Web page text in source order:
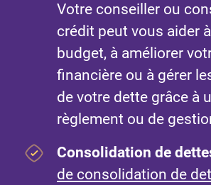
Votre conseiller ou
crédit peut vous aider
budget, à améliorer
financière ou à gérer
de votre dette grâce à
règlement ou de
Consolidation de
de consolidation de